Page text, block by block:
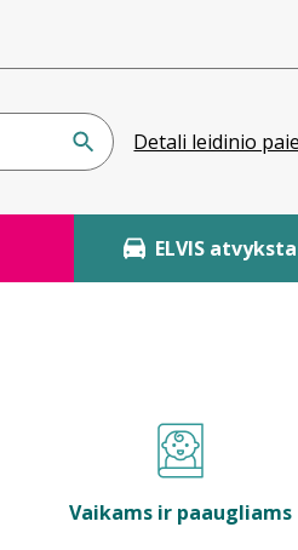
Detali leidinio
ELVIS atvyksta
Vaikams ir paaugliams